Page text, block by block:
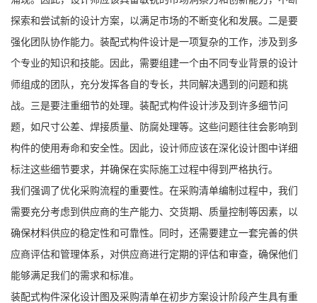
探索和尝试新的设计方案，以满足市场的不断变化和发展。二是要
强化团队协作能力。装配式构件设计是一项复杂的工作，涉及到多
个专业的知识和技能。因此，需要组建一个由不同专业背景的设计
师组成的团队，充分发挥各自的专长，共同解决遇到的问题和挑
战。三是要注重细节的处理。装配式构件设计涉及到许多细节问
题，如尺寸公差、焊接质量、防腐处理等。这些问题往往会影响到
构件的使用寿命和安全性。因此，设计师应该在深化设计图中详细
标注这些细节要求，并确保在实际施工过程中得到严格执行。
我们强调了优化采购流程的重要性。在采购清单编制过程中，我们
需要充分考虑到供应商的生产能力、交货期、质量控制等因素，以
确保材料供应的稳定性和可靠性。同时，还需要建立一套完善的供
应商评估和管理体系，对供应商进行定期的评估和审查，确保他们
能够满足我们的需求和标准。
装配式构件深化设计图及采购清单在初步方案设计阶段产生具有重